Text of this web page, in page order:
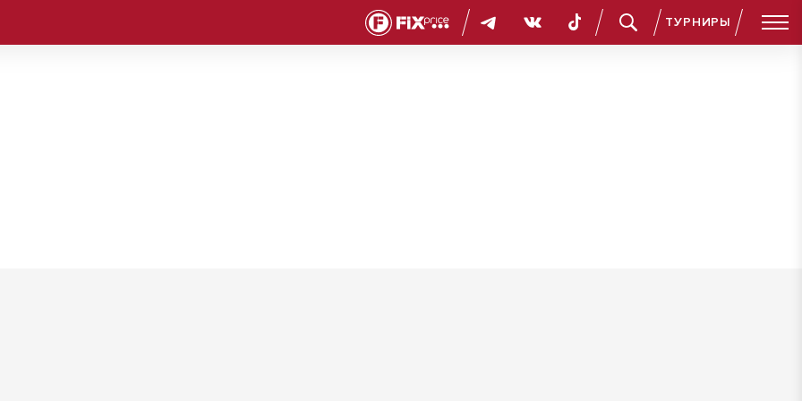
ТУРНИРЫ